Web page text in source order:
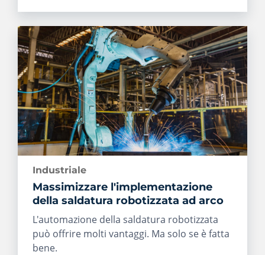
Industriale
Massimizzare l'implementazione
della saldatura robotizzata ad arco
L'automazione della saldatura robotizzata
può offrire molti vantaggi. Ma solo se è fatta
bene.